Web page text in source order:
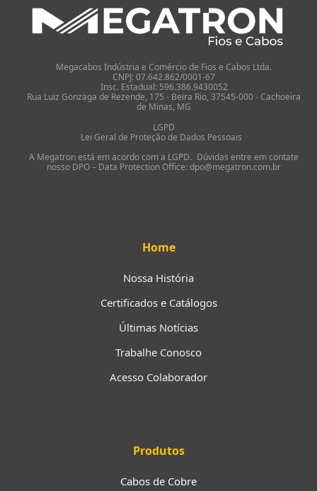
Megacabos Indústria e Comércio de Fios e Cabos Ltda.
CNPJ: 07.642.862/0001-67
Insc. Estadual: 596.386.9430052
Rua Luiz Gonzaga de Rezende, 175 - Beira Rio, 37545-000 - Cachoeira
de Minas, MG
LGPD
Lei Geral de Proteção de Dados Pessoais
A Megatron está em acordo com a LGPD. Dúvidas entre em contate
nosso DPO – Data Protection Office: dpo@megatron.com.br
Home
Nossa História
Certificados e Catálogos
Últimas Notícias
Trabalhe Conosco
Acesso Colaborador
Produtos
Cabos de Cobre